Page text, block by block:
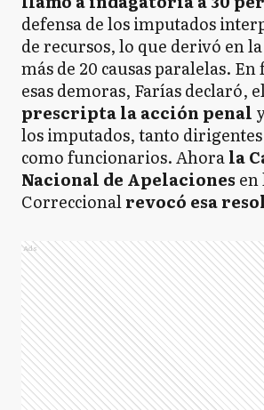
defensa de los imputados
de recursos, lo que derivó en
más de 20 causas paralelas.
esas demoras, Farías declaró,
prescripta la acción penal
los imputados, tanto
como funcionarios. Ahorala
Nacional de Apelaciones
Correccionalrevocó esa
Ads